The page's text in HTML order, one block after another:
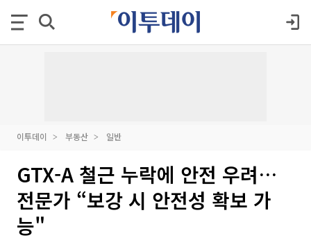
이투데이 부동산 일반
GTX-A 철근 누락에 안전 우려…
전문가 “보강 시 안전성 확보 가
능"